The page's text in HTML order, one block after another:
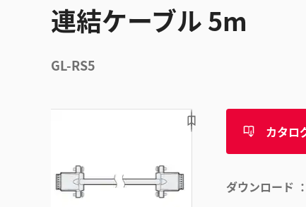
連結ケーブル 5m
GL-RS5
カタロ
ダウンロード